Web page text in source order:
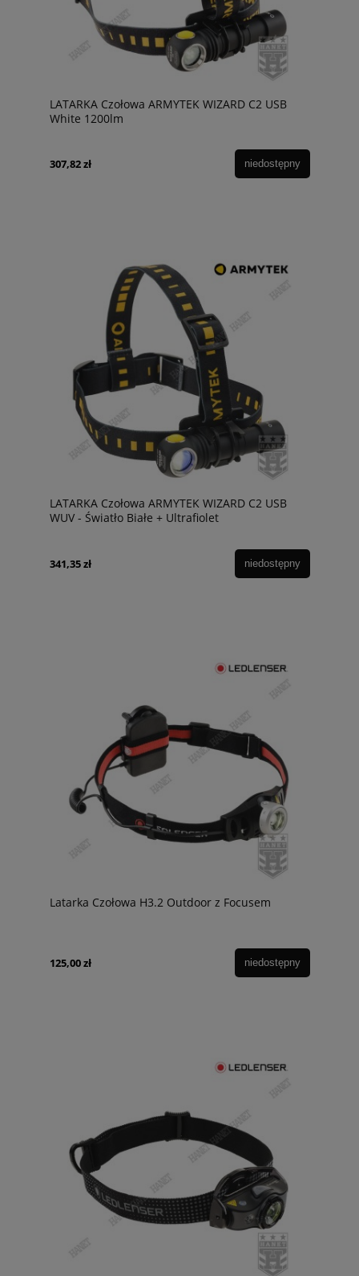
LATARKA Czołowa ARMYTEK WIZARD C2 USB
White 1200lm
307,82 zł niedostępny
LATARKA Czołowa ARMYTEK WIZARD C2 USB
WUV - Światło Białe + Ultrafiolet
341,35 zł niedostępny
Latarka Czołowa H3.2 Outdoor z Focusem
125,00 zł niedostępny